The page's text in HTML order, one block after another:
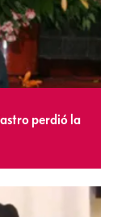
perdió la